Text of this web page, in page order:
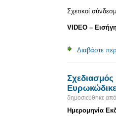
Σχετικοί
VIDEO –
Διαβάστε
δημοσιεύθηκε από
Ημερομηνία